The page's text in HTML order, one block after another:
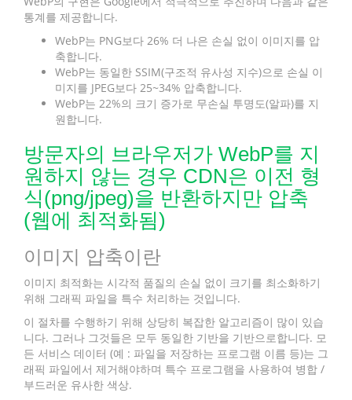
통계를 제공합니다.
WebP는 PNG보다 26% 더 나은 손실 없이 이미지를 압
축합니다.
WebP는 동일한 SSIM(구조적 유사성 지수)으로 손실 이
미지를 JPEG보다 25~34% 압축합니다.
WebP는 22%의 크기 증가로 무손실 투명도(알파)를 지
원합니다.
방문자의 브라우저가 WebP를 지
원하지 않는 경우 CDN은 이전 형
식(png/jpeg)을 반환하지만 압축
(웹에 최적화됨)
이미지 압축이란
이미지 최적화는 시각적 품질의 손실 없이 크기를 최소화하기
위해 그래픽 파일을 특수 처리하는 것입니다.
이 절차를 수행하기 위해 상당히 복잡한 알고리즘이 많이 있습
니다. 그러나 그것들은 모두 동일한 기반을 기반으로합니다. 모
든 서비스 데이터 (예 : 파일을 저장하는 프로그램 이름 등)는 그
래픽 파일에서 제거해야하며 특수 프로그램을 사용하여 병합 /
부드러운 유사한 색상.